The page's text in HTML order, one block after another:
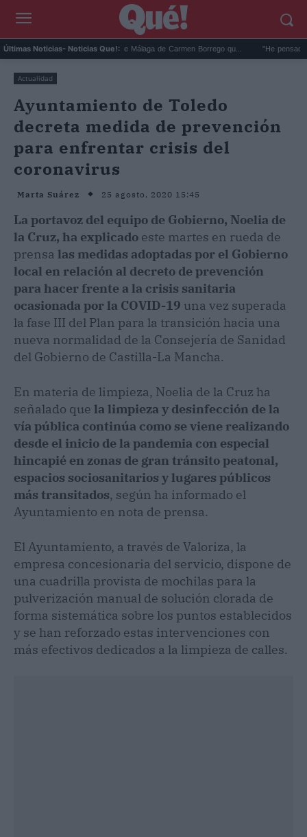
Últimas Noticias- Noticias Que!:
La foto en la playa de Málaga de Carmen Borrego qu... "He pensado en
Actualidad
Ayuntamiento de Toledo
decreta medida de prevención
para enfrentar crisis del
coronavirus
Marta Suárez 25 agosto, 2020 15:45
La portavoz del equipo de Gobierno, Noelia de
la Cruz, ha explicado este martes en rueda de
prensa las medidas adoptadas por el Gobierno
local en relación al decreto de prevención
para hacer frente a la crisis sanitaria
ocasionada por la COVID-19 una vez superada
la fase III del Plan para la transición hacia una
nueva normalidad de la Consejería de Sanidad
del Gobierno de Castilla-La Mancha.
En materia de limpieza, Noelia de la Cruz ha
señalado que la limpieza y desinfección de la
vía pública continúa como se viene realizando
desde el inicio de la pandemia con especial
hincapié en zonas de gran tránsito peatonal,
espacios sociosanitarios y lugares públicos
más transitados, según ha informado el
Ayuntamiento en nota de prensa.
El Ayuntamiento, a través de Valoriza, la
empresa concesionaria del servicio, dispone de
una cuadrilla provista de mochilas para la
pulverización manual de solución clorada de
forma sistemática sobre los puntos establecidos
y se han reforzado estas intervenciones con
más efectivos dedicados a la limpieza de calles.